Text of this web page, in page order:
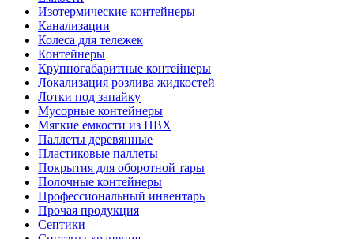
Изотермические контейнеры
Канализации
Колеса для тележек
Контейнеры
Крупногабаритные контейнеры
Локализация розлива жидкостей
Лотки под запайку
Мусорные контейнеры
Мягкие емкости из ПВХ
Паллеты деревянные
Пластиковые паллеты
Покрытия для оборотной тары
Полочные контейнеры
Профессиональный инвентарь
Прочая продукция
Септики